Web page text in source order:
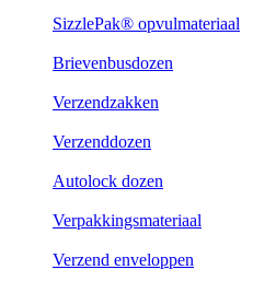
SizzlePak® opvulmateriaal
Brievenbusdozen
Verzendzakken
Verzenddozen
Autolock dozen
Verpakkingsmateriaal
Verzend enveloppen